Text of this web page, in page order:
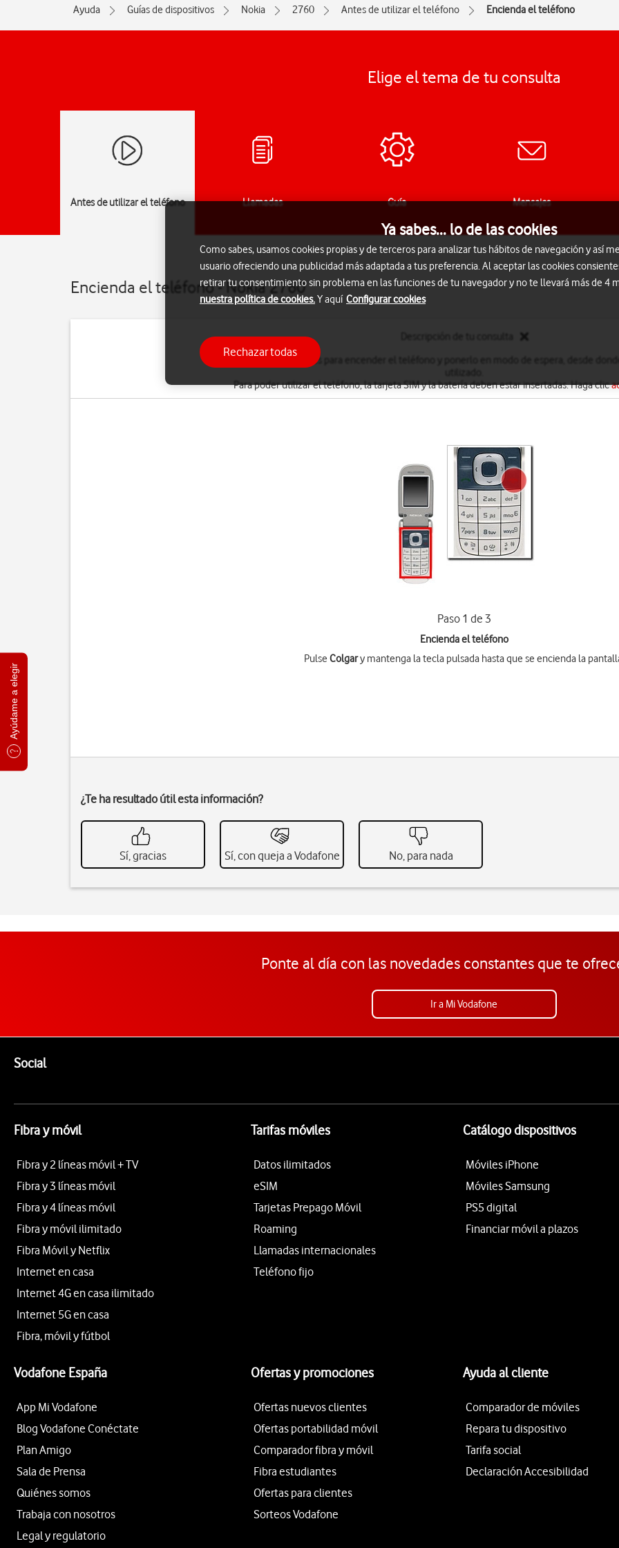
Ayúdame a elegir
Ayuda Guías de dispositivos Nokia 2760 Antes de utilizar el teléfono Encienda el teléfono
Elige el tema de tu consulta
Antes de utilizar el teléfono Llamadas Guía Mensajes
Encienda el teléfono - Nokia 2760
Siga estas instrucciones para encender el teléfono y ponerlo en modo de espera, desde
Para poder utilizar el teléfono, la tarjeta SIM y la batería deben estar insertadas. Haga clic
Paso 1 de 3
Encienda el teléfono
Pulse Colgary mantenga la tecla pulsada hasta que se encienda la
¿Te ha resultado útil esta información?
Sí, gracias Sí, con queja a Vodafone No, para nada
Ponte al día con las novedades constantes que te
Ir a Mi Vodafone
SocialEnlaces a las redes sociales de Vodafone
Fibra y móvil
Fibra y 2 líneas móvil + TV
Fibra y 3 líneas móvil
Fibra y 4 líneas móvil
Fibra y móvil ilimitado
Fibra Móvil y Netflix
Internet en casa
Internet 4G en casa ilimitado
Internet 5G en casa
Fibra, móvil y fútbol
Tarifas móviles
Datos ilimitados
eSIM
Tarjetas Prepago Móvil
Roaming
Llamadas internacionales
Teléfono fijo
Catálogo dispositivos
Móviles iPhone
Móviles Samsung
PS5 digital
Financiar móvil a plazos
Vodafone España
App Mi Vodafone
Blog Vodafone Conéctate
Plan Amigo
Sala de Prensa
Quiénes somos
Trabaja con nosotros
Legal y regulatorio
Ofertas y promociones
Ofertas nuevos clientes
Ofertas portabilidad móvil
Comparador fibra y móvil
Fibra estudiantes
Ofertas para clientes
Sorteos Vodafone
Ayuda al cliente
Comparador de móviles
Repara tu dispositivo
Tarifa social
Declaración Accesibilidad
Ya sabes... lo de las cookies
Como sabes, usamos cookies propias y de terceros para analizar tus hábitos de navegación y así
usuario ofreciendo una publicidad más adaptada a tus preferencia. Al aceptar las cookies
retirar tu consentimiento sin problema en las funciones de tu navegador y no te llevará más de 4
nuestra política de cookies.Y aquí Configurar cookies
Rechazar todas